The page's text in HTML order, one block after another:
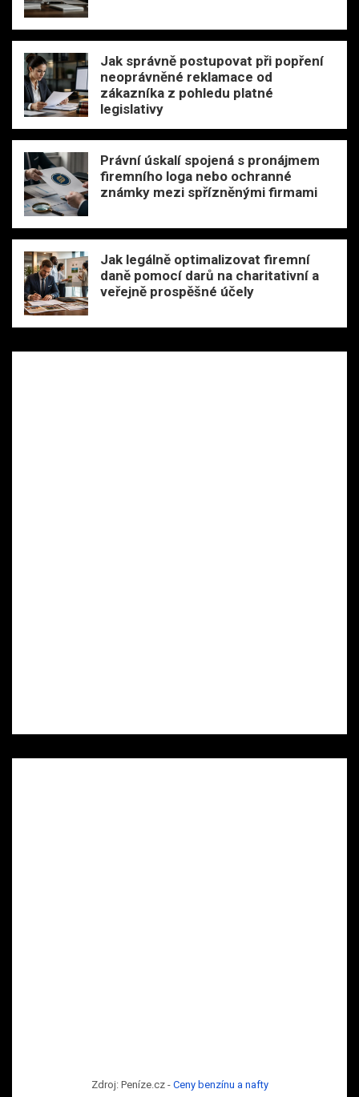
Jak správně postupovat při popření
neoprávněné reklamace od
zákazníka z pohledu platné
legislativy
Právní úskalí spojená s pronájmem
firemního loga nebo ochranné
známky mezi spřízněnými firmami
Jak legálně optimalizovat firemní
daně pomocí darů na charitativní a
veřejně prospěšné účely
Zdroj: Peníze.cz - Ceny benzínu a nafty